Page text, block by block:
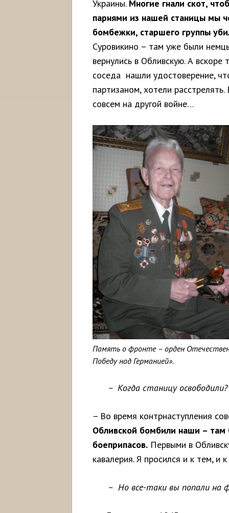
Украины. Многие гнали скот,
парнями из нашей станицы мы
бомбежки, старшего группы
Суровикино – там уже были
вернулись в Обливскую. А
соседа нашли удостоверение,
партизаном, хотели
совсем на другой войне…
Память о фронте – орден
Победу над Германией».
– Когда станицу освободили?
– Во время контрнаступления
Обливской бомбили наши – там
боеприпасов. Первыми в
кавалерия. Я просился и к тем, и
– Но все-таки вы попали на